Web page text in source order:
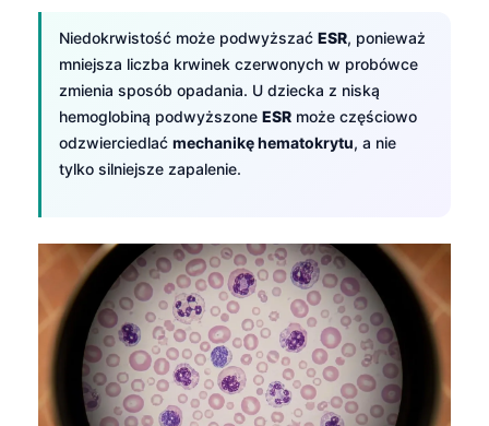
Niedokrwistość może podwyższać ESR, ponieważ
mniejsza liczba krwinek czerwonych w probówce
zmienia sposób opadania. U dziecka z niską
hemoglobiną podwyższone ESR może częściowo
odzwierciedlać mechanikę hematokrytu, a nie
tylko silniejsze zapalenie.